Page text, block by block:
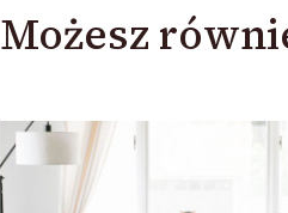
Możesz